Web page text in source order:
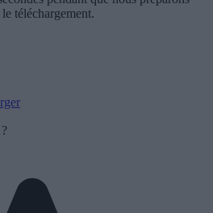
téléchargement.